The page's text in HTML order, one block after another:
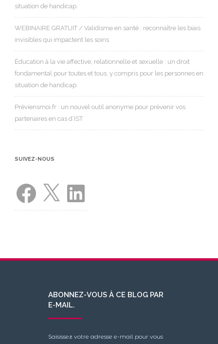
situation de handicap.
WEBINAIRE GRATUIT / Validisme en santé : reconnaître les biais
invisibles qui impactent les soins
Éducation à la vie affective, relationnelle et sexuelle : un droit
fondamental pour toutes et tous, y compris pour les personnes en
situation de handicap
Préviensmoi.fr : un nouvel outil anonyme pour prévenir vos
partenaires en cas d’IST
SUIVEZ-NOUS
Facebook LinkedIn
ABONNEZ-VOUS À CE BLOG PAR
E-MAIL.
Saisissez votre adresse e-mail pour vous